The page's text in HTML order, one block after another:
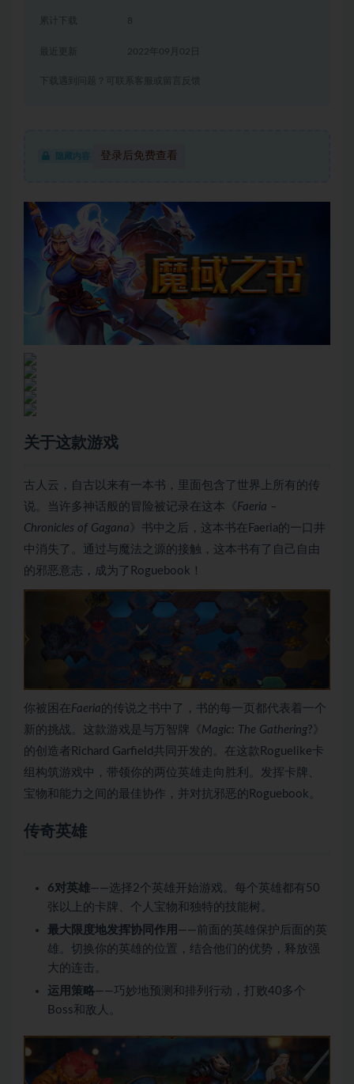
累计下载 8
2022年09月02日
下载遇到问题？可联系客服或留言反馈
隐藏内容 登录后免费查看
关于这款游戏
古人云，自古以来有一本书，里面包含了世界上所有的传
说。当许多神话般的冒险被记录在这本《 Faeria –
Chronicles of Gagana 》书中之后，这本书在Faeria的一口井
中消失了。通过与魔法之源的接触，这本书有了自己自由
的邪恶意志，成为了Roguebook！
你被困在 Faeria的传说之书中了，书的每一页都代表着一个
新的挑战。这款游戏是与万智牌《 Magic: The Gathering?》
的创造者Richard Garfield共同开发的。在这款Roguelike卡
组构筑游戏中，带领你的两位英雄走向胜利。发挥卡牌、
宝物和能力之间的最佳协作，并对抗邪恶的Roguebook。
传奇英雄
6对英雄——选择2个英雄开始游戏。每个英雄都有50
张以上的卡牌、个人宝物和独特的技能树。
最大限度地发挥协同作用 ——前面的英雄保护后面的英
雄。切换你的英雄的位置，结合他们的优势，释放强
大的连击。
运用策略——巧妙地预测和排列行动，打败40多个
Boss和敌人。